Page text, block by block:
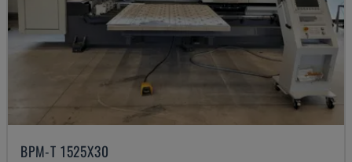
BPM-T 1525X30